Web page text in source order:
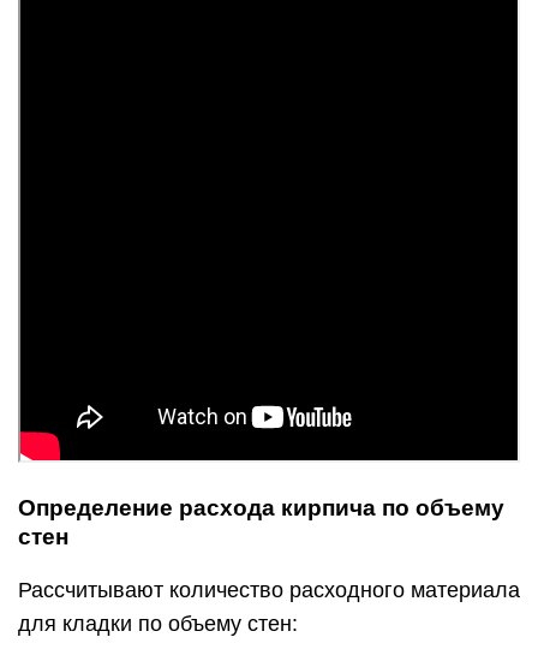
Определение расхода кирпича по объему
стен
Рассчитывают количество расходного материала
для кладки по объему стен: